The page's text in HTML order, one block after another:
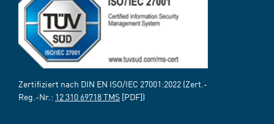
Zertifiziert nach DIN EN ISO/IEC 27001:2022 (Zert.-
Reg.-Nr.: 12 310 69718 TMS [PDF])